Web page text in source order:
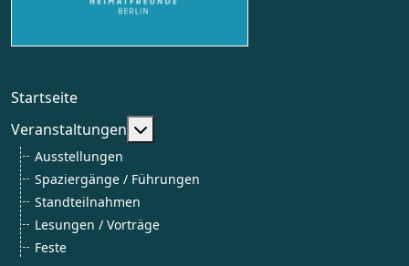
Startseite
Veranstaltungen
Weitere Informationen:
Ausstellungen
Spaziergänge / Führungen
Standteilnahmen
Lesungen / Vorträge
Feste